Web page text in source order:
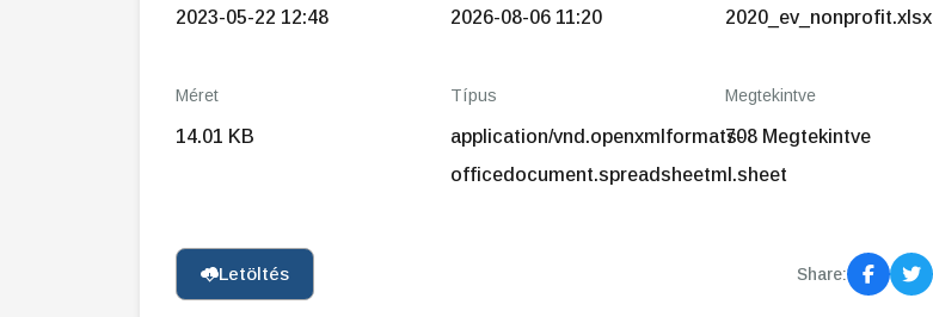
2023-05-22 12:48 2026-08-06 11:20 2020_ev_nonprofit.xlsx
Méret
14.01 KB
Típus
application/vnd.openxmlformats-
officedocument.spreadsheetml.sheet
Megtekintve
708 Megtekintve
Letöltés Share: